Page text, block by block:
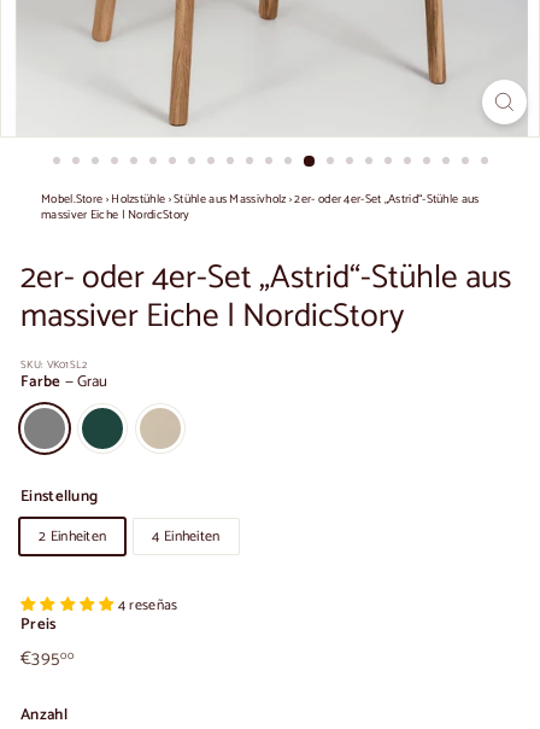
Mobel.Store›Holzstühle›Stühle aus Massivholz›2er- oder 4er-Set „Astrid“-Stühle aus
massiver Eiche | NordicStory
2er- oder 4er-Set „Astrid“-Stühle aus
massiver Eiche | NordicStory
SKU: VK01SL2
Farbe—Grau
Einstellung
2 Einheiten 4 Einheiten
4 reseñas
Preis
Üblicher
Preis
€39500€395,00
Anzahl